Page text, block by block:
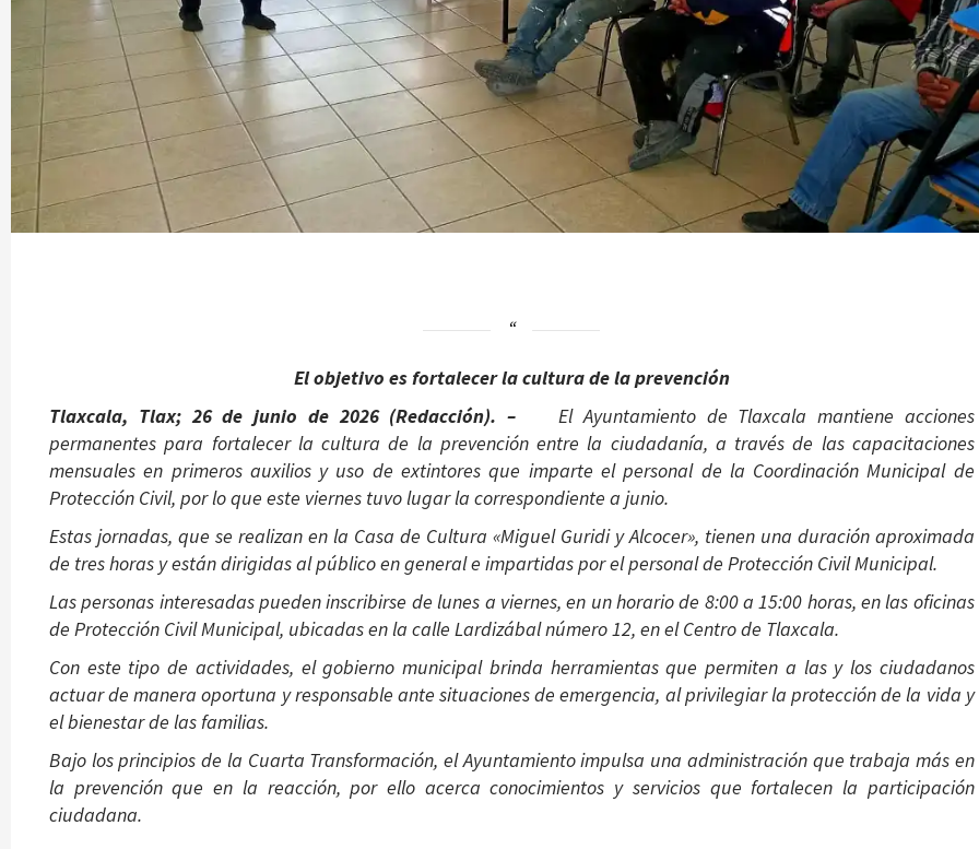
El objetivo es fortalecer la cultura de la prevención
Tlaxcala, Tlax; 26 de junio de 2026 (Redacción). –
El Ayuntamiento de Tlaxcala mantiene acciones
permanentes para fortalecer la cultura de la prevención entre la ciudadanía, a través de las capacitaciones
mensuales en primeros auxilios y uso de extintores que imparte el personal de la Coordinación Municipal de
Protección Civil, por lo que este viernes tuvo lugar la correspondiente a junio.
Estas jornadas, que se realizan en la Casa de Cultura «Miguel Guridi y Alcocer», tienen una duración aproximada
de tres horas y están dirigidas al público en general e impartidas por el personal de Protección Civil Municipal.
Las personas interesadas pueden inscribirse de lunes a viernes, en un horario de 8:00 a 15:00 horas, en las oficinas
de Protección Civil Municipal, ubicadas en la calle Lardizábal número 12, en el Centro de Tlaxcala.
Con este tipo de actividades, el gobierno municipal brinda herramientas que permiten a las y los ciudadanos
actuar de manera oportuna y responsable ante situaciones de emergencia, al privilegiar la protección de la vida y
el bienestar de las familias.
Bajo los principios de la Cuarta Transformación, el Ayuntamiento impulsa una administración que trabaja más en
la prevención que en la reacción, por ello acerca conocimientos y servicios que fortalecen la participación
ciudadana.